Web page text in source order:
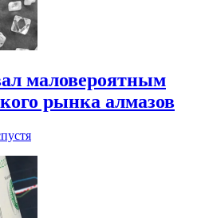
маловероятным
рынка алмазов